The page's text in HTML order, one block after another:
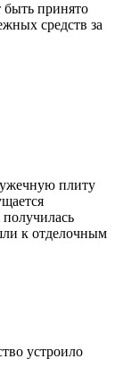
быть принято
средств за
плиту
к отделочным
устроило